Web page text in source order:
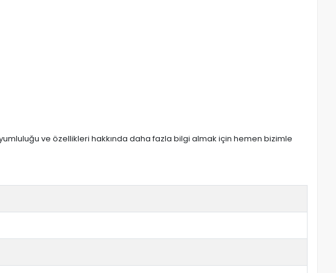
ve özellikleri hakkında daha fazla bilgi almak için hemen bizimle